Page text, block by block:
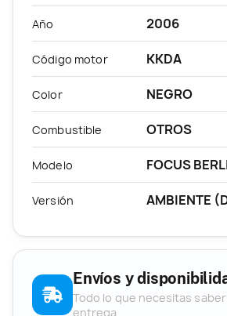
Año 2006
Código motor KKDA
Color NEGRO
Combustible OTROS
Modelo FOCUS
Versión AMBIENTE
Envíos y
Todo lo que necesitas
entrega